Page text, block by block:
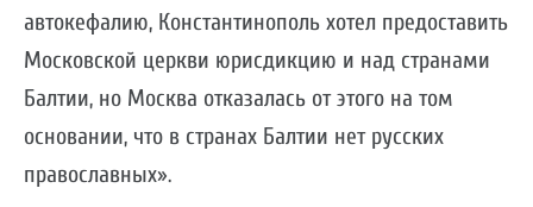
автокефалию, Константинополь хотел предоставить
Московской церкви юрисдикцию и над странами
Балтии, но Москва отказалась от этого на том
основании, что в странах Балтии нет русских
православных».